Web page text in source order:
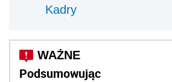
Kadry
Podsumowując